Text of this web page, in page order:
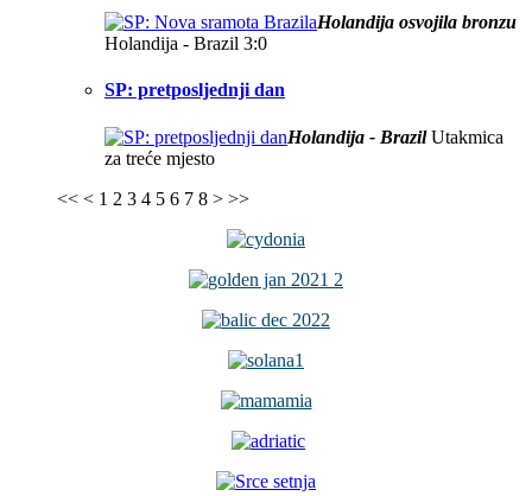
Holandija osvojila bronzu
Holandija - Brazil 3:0
SP: pretposljednji dan
Holandija - BrazilUtakmica
za treće mjesto
<< < 1 2 3 4 5 6 7 8 > >>